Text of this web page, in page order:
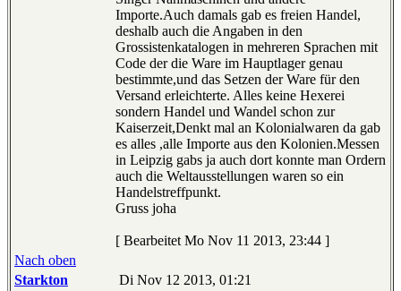
Importe.Auch damals gab es freien Handel,
deshalb auch die Angaben in den
Grossistenkatalogen in mehreren Sprachen mit
Code der die Ware im Hauptlager genau
bestimmte,und das Setzen der Ware für den
Versand erleichterte. Alles keine Hexerei
sondern Handel und Wandel schon zur
Kaiserzeit,Denkt mal an Kolonialwaren da gab
es alles ,alle Importe aus den Kolonien.Messen
in Leipzig gabs ja auch dort konnte man Ordern
auch die Weltausstellungen waren so ein
Handelstreffpunkt.
Gruss joha
[ Bearbeitet Mo Nov 11 2013, 23:44 ]
Nach oben
Starkton
Di Nov 12 2013, 01:21